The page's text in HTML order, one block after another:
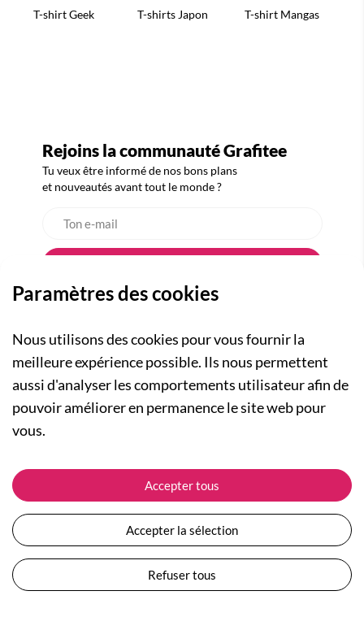
T-shirt Geek T-shirts Japon T-shirt Mangas
Rejoins la communauté Grafitee
Tu veux être informé de nos bons plans
et nouveautés avant tout le monde ?
A PROPOS
Qui sommes-nous ?
Actualités
Nos engagements
Plan du site
Devenir revendeur
NOS RUBRIQUES
Collection Femme
Collection Enfants
Les Totebags
Nos différents thèmes
ASSISTANCE
Suivre ma commande
Expédition et livraison
Retour et remboursement
Moyens de paiement
Questions / Réponses
Conditions générales de vente
Paramètres des cookies
Nous utilisons des cookies pour vous fournir la
meilleure expérience possible. Ils nous permettent
aussi d'analyser les comportements utilisateur afin de
pouvoir améliorer en permanence le site web pour
vous.
Accepter tous
Accepter la sélection
Refuser tous